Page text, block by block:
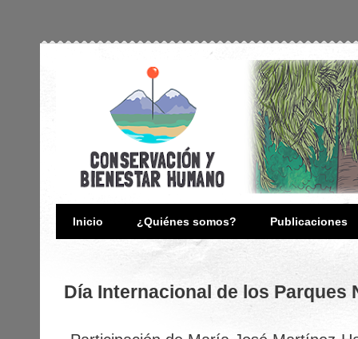
Inicio ¿Quiénes somos? Publicaciones
Día Internacional de los Parques